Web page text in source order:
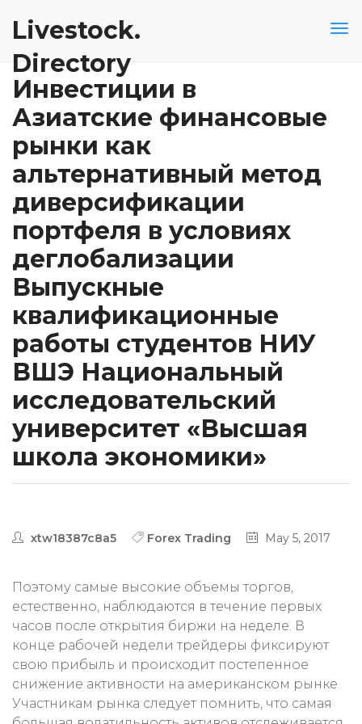
Livestock.
Directory
Инвестиции в
Азиатские финансовые
рынки как
альтернативный метод
диверсификации
портфеля в условиях
деглобализации
Выпускные
квалификационные
работы студентов НИУ
ВШЭ Национальный
исследовательский
университет «Высшая
школа экономики»
xtw18387c8a5 Forex Trading May 5, 2017
Поэтому самые высокие объемы торгов,
естественно, наблюдаются в течение первых
часов после открытия биржи на неделе. В
конце рабочей недели трейдеры фиксируют
свою прибыль и происходит постепенное
снижение активности на американском рынке.
Участникам рынка следует помнить, что самая